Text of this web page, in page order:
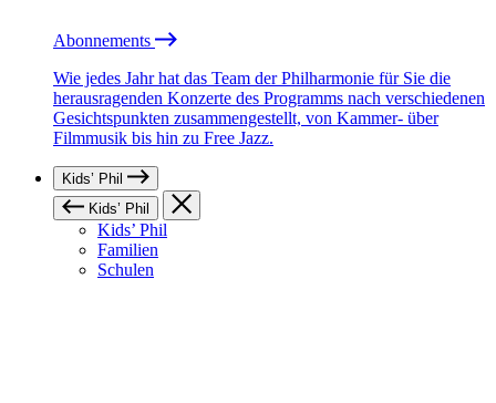
Abonnements
Wie jedes Jahr hat das Team der Philharmonie für Sie die
herausragenden Konzerte des Programms nach verschiedenen
Gesichtspunkten zusammengestellt, von Kammer- über
Filmmusik bis hin zu Free Jazz.
Kids’ Phil
Kids’ Phil
Kids’ Phil
Familien
Schulen